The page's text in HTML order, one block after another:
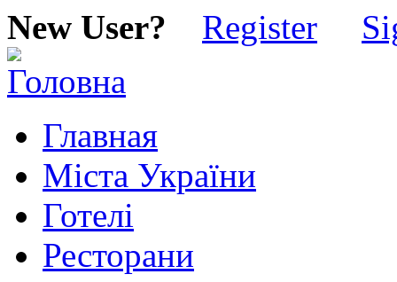
New User? Register
Главная
Міста України
Готелі
Ресторани